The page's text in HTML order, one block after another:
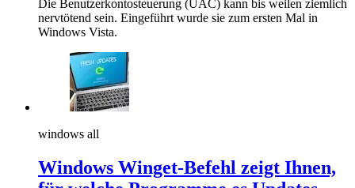
Die Benutzerkontosteuerung (UAC) kann bis weilen ziemlich
nervtötend sein. Eingeführt wurde sie zum ersten Mal in
Windows Vista.
windows all
Windows Winget-Befehl zeigt Ihnen,